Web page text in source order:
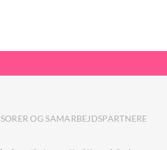
OG SAMARBEJDSPARTNERE